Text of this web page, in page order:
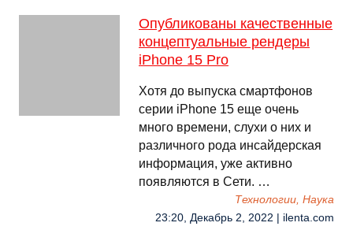
Опубликованы качественные
концептуальные рендеры
iPhone 15 Pro
Хотя до выпуска смартфонов
серии iPhone 15 еще очень
много времени, слухи о них и
различного рода инсайдерская
информация, уже активно
появляются в Сети. …
Технологии, Наука
23:20, Декабрь 2, 2022 | ilenta.com